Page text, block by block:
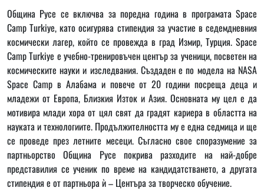
Община Русе се включва за поредна година в програмата Space
Camp Turkiye, като осигурява стипендия за участие в седемдневния
космически лагер, който се провежда в град Измир, Турция. Space
Camp Turkiye е учебно-тренировъчен център за ученици, посветен на
космическите науки и изследвания. Създаден е по модела на NASA
Space Camp в Алабама и повече от 20 години посреща деца и
младежи от Европа, Близкия Изток и Азия. Основната му цел е да
мотивира млади хора от цял свят да градят кариера в областта на
науката и технологиите. Продължителността му е една седмица и ще
се проведе през летните месеци. Съгласно свое споразумение за
партньорство Община Русе покрива разходите на най-добре
представилия се ученик по време на кандидатстването, а другата
стипендия е от партньора ѝ – Центъра за творческо обучение.